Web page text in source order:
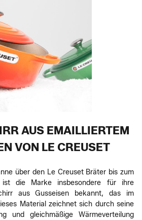
AUS EMAILLIERTEM
VON LE CREUSET
über den Le Creuset Bräter bis zum
ist die Marke insbesondere für ihre
aus Gusseisen bekannt, das im
Material zeichnet sich durch seine
und gleichmäßige Wärmeverteilung